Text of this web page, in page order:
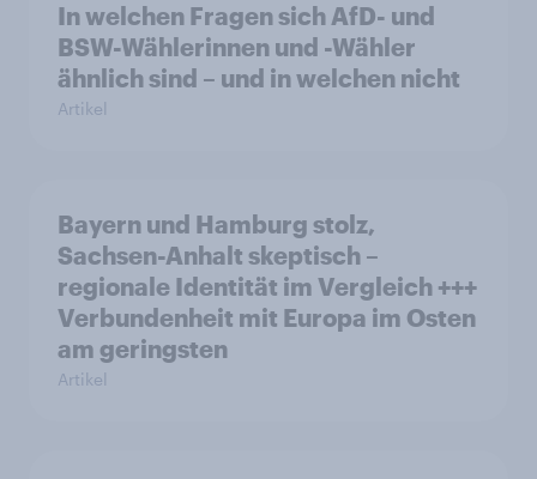
In welchen Fragen sich AfD- und
BSW-Wählerinnen und -Wähler
ähnlich sind – und in welchen nicht
Artikel
Bayern und Hamburg stolz,
Sachsen-Anhalt skeptisch –
regionale Identität im Vergleich +++
Verbundenheit mit Europa im Osten
am geringsten
Artikel